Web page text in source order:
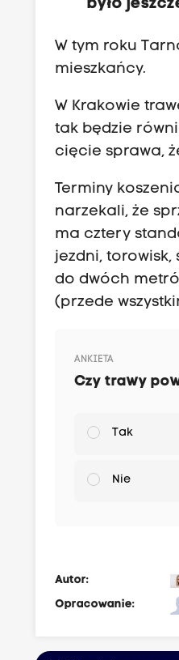
było
W tym roku
mieszkańcy.
W Krakowie
tak będzie
cięcie sprawa,
Terminy
narzekali, że
ma cztery
jezdni,
do dwóch
(przede
ANKIETA
Czy trawy
Tak
Nie
Autor:
Opracowanie: